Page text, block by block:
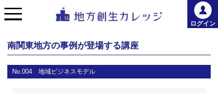
ログイン
南関東地方の事例が登場する講座
No.004 地域ビジネスモデル